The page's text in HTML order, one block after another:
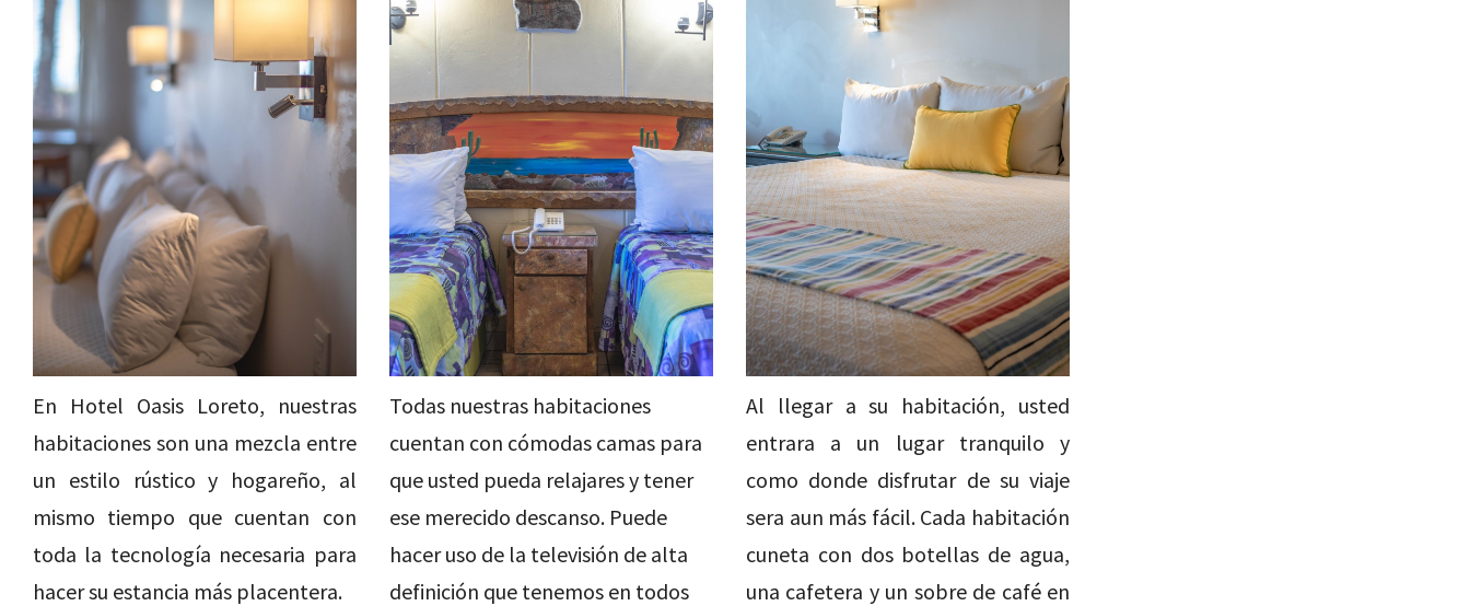
En Hotel Oasis Loreto, nuestras
habitaciones son una mezcla entre
un estilo rústico y hogareño, al
mismo tiempo que cuentan con
toda la tecnología necesaria para
hacer su estancia más placentera.
Todas nuestras habitaciones
cuentan con cómodas camas para
que usted pueda relajares y tener
ese merecido descanso. Puede
hacer uso de la televisión de alta
definición que tenemos en todos
Al llegar a su habitación, usted
entrara a un lugar tranquilo y
como donde disfrutar de su viaje
sera aun más fácil. Cada habitación
cuneta con dos botellas de agua,
una cafetera y un sobre de café en